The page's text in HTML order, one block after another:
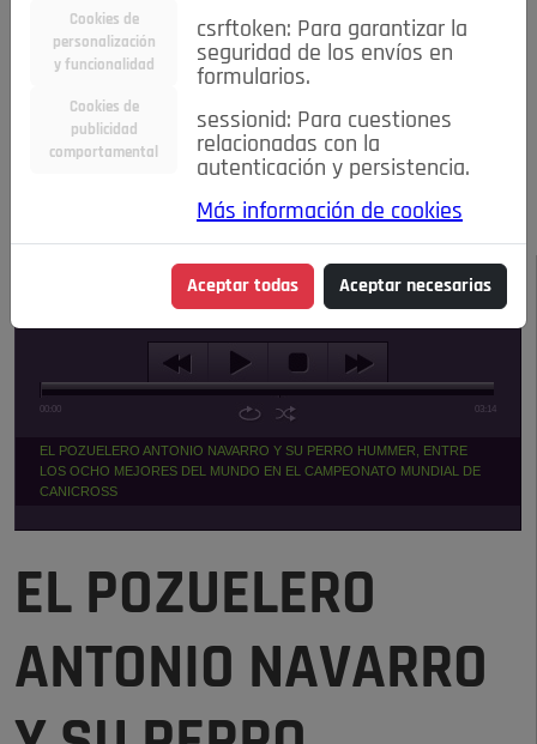
Todas las noticias..
#TePrestoMisOjos Caridad
Ciencia&Tecnología
Economía
Entretenimiento
Estilo de Vida
Internacional
Madrid Opinión IN
Pozuelo de Alarcón
Salud 🔴 En Directo
NOTICIAS
Escucha el audio de esta noticia:
00:00 03:14
EL POZUELERO ANTONIO NAVARRO Y SU PERRO HUMMER, ENTRE
LOS OCHO MEJORES DEL MUNDO EN EL CAMPEONATO MUNDIAL DE
CANICROSS
EL POZUELERO
ANTONIO NAVARRO
Cookies de
personalización
y funcionalidad
Cookies de
publicidad
comportamental
csrftoken: Para garantizar la
seguridad de los envíos en
formularios.
sessionid: Para cuestiones
relacionadas con la
autenticación y persistencia.
Más información de cookies
Aceptar todas Aceptar necesarias